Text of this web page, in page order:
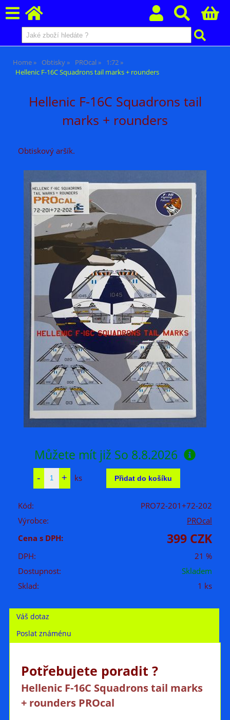
Home Obtisky PROcal
1:72
Hellenic F-16C Squadrons tail marks + rounders
Hellenic F-16C Squadrons tail
marks + rounders
Obtiskový aršík.
Můžete mít již So 8.8.2026
ks
Kód:
PRO72-201+72-202
Výrobce:
PROcal
Cena s DPH:
399 CZK
DPH:
21 %
Dostupnost:
Skladem
Sklad:
1 ks
Váš dotaz
Poslat známénu
Potřebujete poradit ?
Hellenic F-16C Squadrons tail marks
+ rounders PROcal